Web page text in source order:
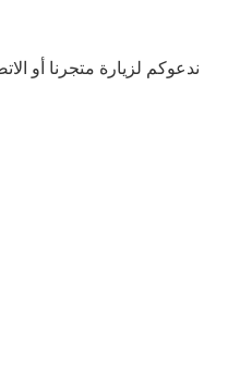
ندعوكم لزيارة متجرنا أو